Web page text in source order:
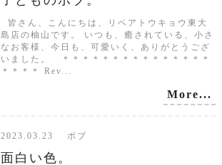
皆さん、こんにちは、リベアトウキョウ東大
島店の柚山です。 いつも、癒されている、小さ
なお客様、今日も、可愛いく、ありがとうござ
いました。 ＊＊＊＊＊＊＊＊＊＊＊＊＊＊＊
＊＊＊＊ Rev...
More...
2023.03.23 ボブ
面白い色。